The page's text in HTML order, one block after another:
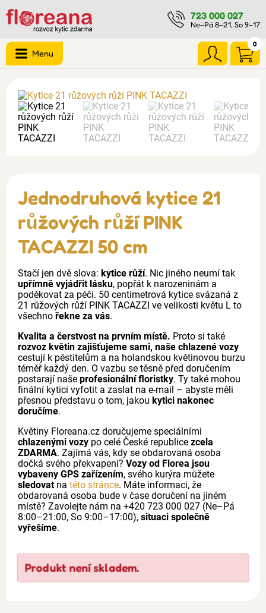
723 000 027
Ne–Pá 8–21, So 9–17
0
Menu
Jednodruhová kytice 21
růžových růží PINK
TACAZZI 50 cm
Stačí jen dvě slova: kytice růží. Nic jiného neumí tak
upřímně vyjádřit lásku, popřát k narozeninám a
poděkovat za péči. 50 centimetrová kytice svázaná z
21 růžových růží PINK TACAZZI ve velikosti květu L to
všechno řekne za vás.
Kvalita a čerstvost na prvním místě. Proto si také
rozvoz květin zajišťujeme sami, naše chlazené vozy
cestují k pěstitelům a na holandskou květinovou burzu
téměř každý den. O vazbu se těsně před doručením
postarají naše profesionální floristky. Ty také mohou
finální kytici vyfotit a zaslat na e-mail – abyste měli
přesnou představu o tom, jakou kytici nakonec
doručíme.
Květiny Floreana.cz doručujeme speciálními
chlazenými vozy po celé České republice zcela
ZDARMA. Zajímá vás, kdy se obdarovaná osoba
dočká svého překvapení? Vozy od Florea jsou
vybaveny GPS zařízením, svého kurýra můžete
sledovatna této stránce. Máte informaci, že
obdarovaná osoba bude v čase doručení na jiném
místě? Zavolejte nám na +420 723 000 027 (Ne–Pá
8:00–21:00, So 9:00–17:00), situaci společně
vyřešíme.
Produkt není skladem.